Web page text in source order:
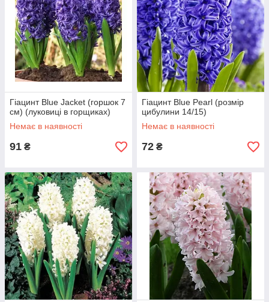
Гіацинт Blue Jacket (горшок 7
см) (луковиці в горщиках)
Немає в наявності
91 ₴
Гіацинт Blue Pearl (розмір
цибулини 14/15)
Немає в наявності
72 ₴